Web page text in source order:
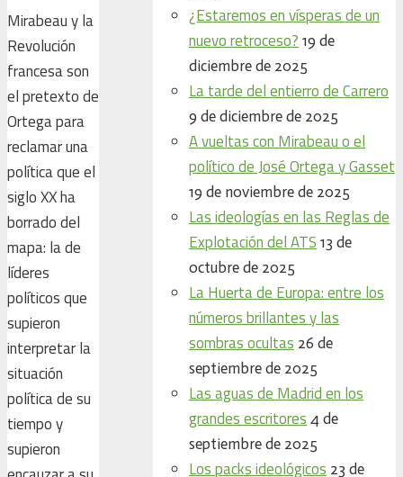
Mirabeau y la
Revolución
francesa son
el pretexto de
Ortega para
reclamar una
política que el
siglo XX ha
borrado del
mapa: la de
líderes
políticos que
supieron
interpretar la
situación
política de su
tiempo y
supieron
¿Estaremos en vísperas de un
nuevo retroceso? 19 de
diciembre de 2025
La tarde del entierro de Carrero
9 de diciembre de 2025
A vueltas con Mirabeau o el
político de José Ortega y Gasset
19 de noviembre de 2025
Las ideologías en las Reglas de
Explotación del ATS 13 de
octubre de 2025
La Huerta de Europa: entre los
números brillantes y las
sombras ocultas 26 de
septiembre de 2025
Las aguas de Madrid en los
grandes escritores 4 de
septiembre de 2025
Los packs ideológicos 23 de